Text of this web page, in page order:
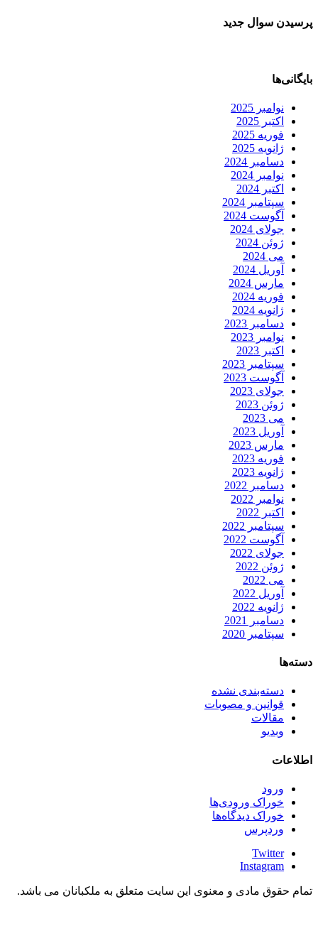
پرسیدن سوال جدید
بایگانی‌ها
نوامبر 2025
اکتبر 2025
فوریه 2025
ژانویه 2025
دسامبر 2024
نوامبر 2024
اکتبر 2024
سپتامبر 2024
آگوست 2024
جولای 2024
ژوئن 2024
می 2024
آوریل 2024
مارس 2024
فوریه 2024
ژانویه 2024
دسامبر 2023
نوامبر 2023
اکتبر 2023
سپتامبر 2023
آگوست 2023
جولای 2023
ژوئن 2023
می 2023
آوریل 2023
مارس 2023
فوریه 2023
ژانویه 2023
دسامبر 2022
نوامبر 2022
اکتبر 2022
سپتامبر 2022
آگوست 2022
جولای 2022
ژوئن 2022
می 2022
آوریل 2022
ژانویه 2022
دسامبر 2021
سپتامبر 2020
دسته‌ها
دسته‌بندی نشده
قوانین و مصوبات
مقالات
وبدیو
اطلاعات
ورود
خوراک ورودی‌ها
خوراک دیدگاه‌ها
وردپرس
Twitter
Instagram
تمام حقوق مادی و معنوی این سایت متعلق به ملکبانان می باشد.